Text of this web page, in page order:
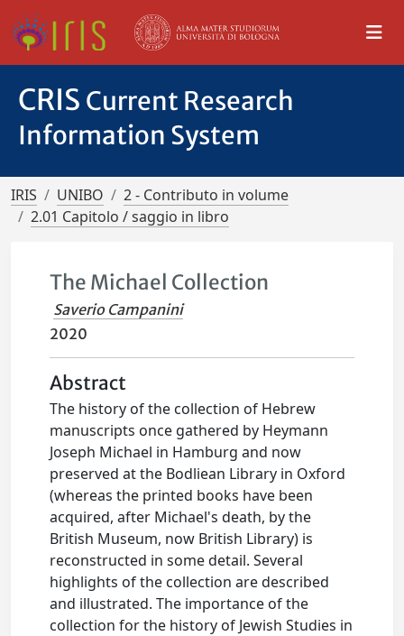
CRIS Current Research
Information System
IRIS UNIBO
2 - Contributo in volume
2.01 Capitolo / saggio in libro
The Michael Collection
Saverio Campanini
2020
Abstract
The history of the collection of Hebrew
manuscripts once gathered by Heymann
Joseph Michael in Hamburg and now
preserved at the Bodliean Library in Oxford
(whereas the printed books have been
acquired, after Michael's death, by the
British Museum, now British Library) is
reconstructed in some detail. Several
highlights of the collection are described
and illustrated. The importance of the
collection for the history of Jewish Studies in